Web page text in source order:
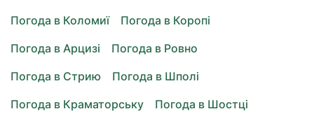
Погода в Коломиї
Погода в Коропі
Погода в Арцизі
Погода в Ровно
Погода в Стрию
Погода в Шполі
Погода в Краматорську
Погода в Шостці